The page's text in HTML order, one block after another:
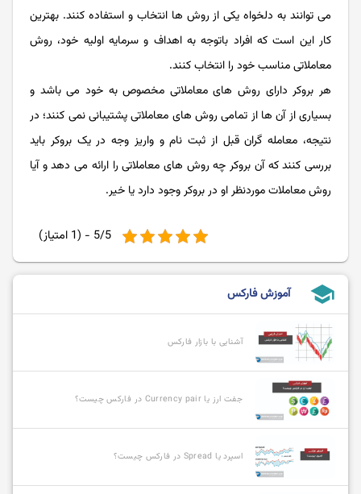
می توانند به دلخواه یکی از روش ها انتخاب و استفاده کنند. بهترین
کار این است که افراد باتوجه به اهداف و سرمایه اولیه خود، روش
معاملاتی مناسب خود را انتخاب کنند.
هر بروکر دارای روش های معاملاتی مخصوص به خود می باشد و
بسیاری از آن ها از تمامی روش های معاملاتی پشتیبانی نمی کنند؛ در
نتیجه، معامله گران قبل از ثبت نام و واریز وجه در یک بروکر باید
بررسی کنند که آن بروکر چه روش های معاملاتی را ارائه می دهد و آیا
روش معاملات موردنظر او در بروکر وجود دارد یا خیر.
5/5 - (1 امتیاز)
school آموزش فارکس
آشنایی با بازار فارکس
جفت ارز یا Currency pair در فارکس چیست؟
اسپرد یا Spread در فارکس چیست؟